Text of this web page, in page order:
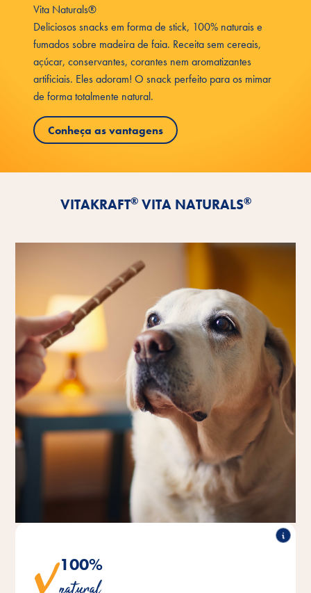
Vita Naturals®
Deliciosos snacks em forma de stick, 100% naturais e
fumados sobre madeira de faia. Receita sem cereais,
açúcar, conservantes, corantes nem aromatizantes
artificiais. Eles adoram! O snack perfeito para os mimar
de forma totalmente natural.
Conheça as vantagens
VITAKRAFT®VITA NATURALS®
100%
Snacks naturais e deliciosamente carnudos, sem